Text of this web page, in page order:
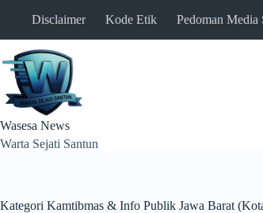
Disclaimer Kode Etik Pedoman Media
Wasesa News
Warta Sejati Santun
Kategori Kamtibmas & Info Publik Jawa Barat